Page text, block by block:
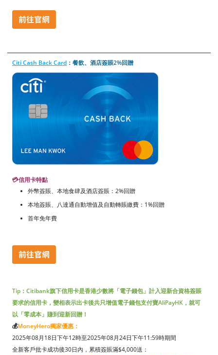
Citi Cash Back Card ：餐飲、酒店簽賬2%回贈
💳信用卡特點
外幣簽賬、本地食肆及酒店簽賬：2%回贈
本地簽賬、八達通自動增值及自動轉賬繳費：1%回贈
首年免年費
Tip：Citibank旗下信用卡是香港少數將「電子錢包」計入迎新合資格簽賬
要求的信用卡，變相表示出卡後共只增值電子錢包支付寶AliPayHK，就可
以「零成本」賺到迎新回贈！
💰MoneyHero獨家優惠：
2025年08月18日下午12時至2025年08月24日下午11:59時期間
全新客戶批卡成功後30日內，累積簽賬滿$4,000送：